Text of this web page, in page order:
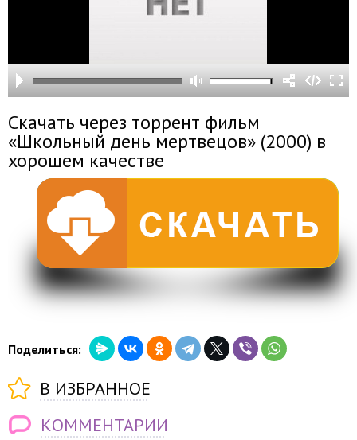
Скачать через торрент фильм
«Школьный день мертвецов» (2000) в
хорошем качестве
Поделиться:
В ИЗБРАННОЕ
КОММЕНТАРИИ